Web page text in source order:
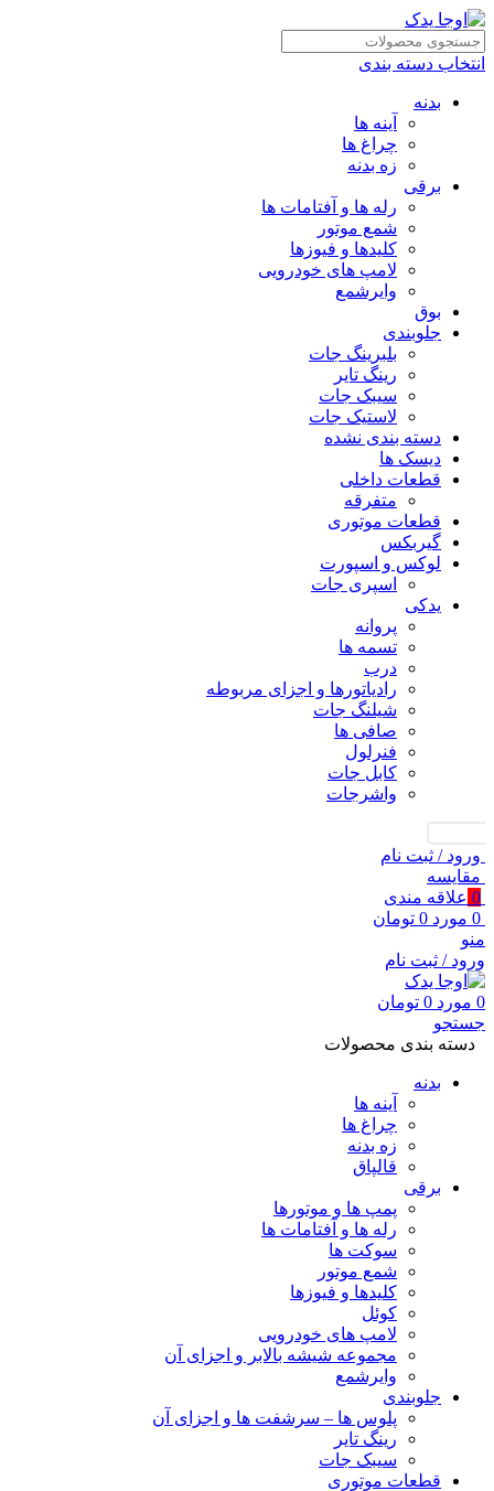
انتخاب دسته بندی
بدنه
آینه ها
چراغ ها
زه بدنه
برقی
رله ها و آفتامات ها
شمع موتور
کلیدها و فیوزها
لامپ های خودرویی
وایرشمع
بوق
جلوبندی
بلبرینگ جات
رینگ تایر
سیبک جات
لاستیک جات
دسته بندی نشده
دیسک ها
قطعات داخلی
متفرقه
قطعات موتوری
گیربکس
لوکس و اسپورت
اسپری جات
یدکی
پروانه
تسمه ها
درب
رادیاتورها و اجزای مربوطه
شیلنگ جات
صافی ها
فنرلول
کابل جات
واشرجات
ورود / ثبت نام
مقايسه
0 علاقه مندی
0 مورد 0 تومان
منو
ورود / ثبت نام
0 مورد 0 تومان
جستجو
دسته بندی محصولات
بدنه
آینه ها
چراغ ها
زه بدنه
قالپاق
برقی
پمپ ها و موتورها
رله ها و آفتامات ها
سوکت ها
شمع موتور
کلیدها و فیوزها
کوئل
لامپ های خودرویی
مجموعه شیشه بالابر و اجزای آن
وایرشمع
جلوبندی
پلوس ها – سرشفت ها و اجزای آن
رینگ تایر
سیبک جات
قطعات موتوری